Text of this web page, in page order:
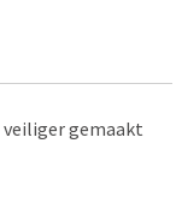
gemaakt